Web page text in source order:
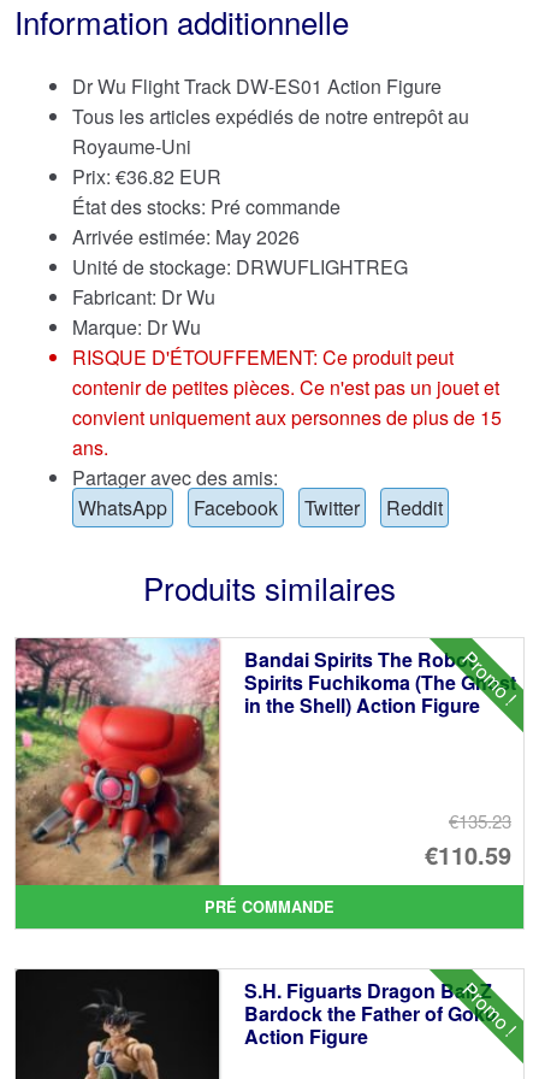
Information additionnelle
Dr Wu Flight Track DW-ES01 Action Figure
Tous les articles expédiés de notre entrepôt au
Royaume-Uni
Prix: €36.82 EUR
État des stocks: Pré commande
Arrivée estimée: May 2026
Unité de stockage: DRWUFLIGHTREG
Fabricant: Dr Wu
Marque: Dr Wu
RISQUE D'ÉTOUFFEMENT: Ce produit peut
contenir de petites pièces. Ce n'est pas un jouet et
convient uniquement aux personnes de plus de 15
ans.
Partager avec des amis:
WhatsApp
Facebook Twitter Reddit
Produits similaires
Promo !
Bandai Spirits The Robot
Spirits Fuchikoma (The Ghost
in the Shell) Action Figure
€135.23
Le
€110.59
Le
PRÉ COMMANDE
Promo !
S.H. Figuarts Dragon Ball Z
Bardock the Father of Goku
Action Figure